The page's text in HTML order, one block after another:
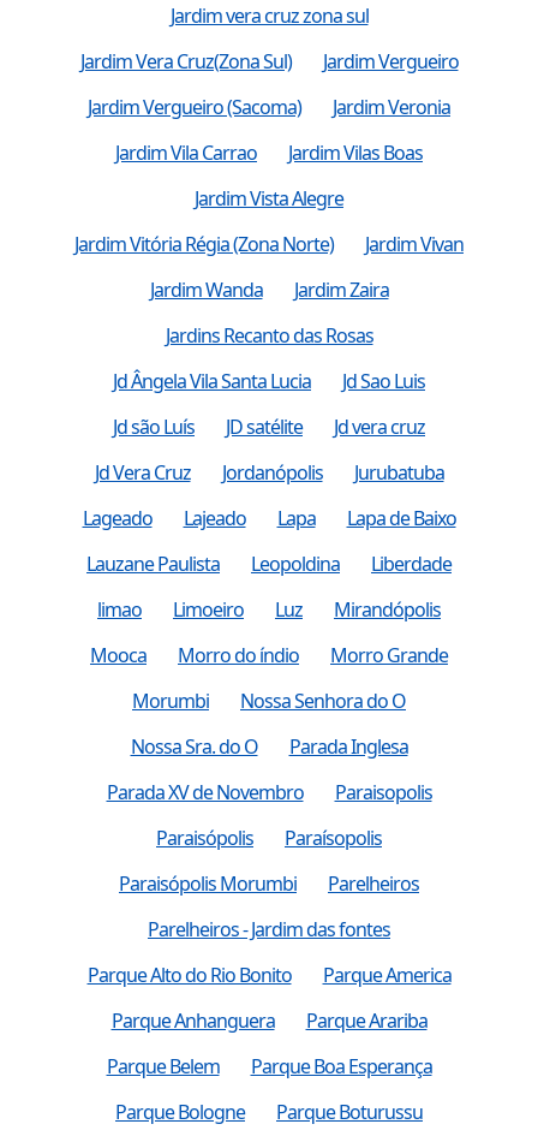
Jardim vera cruz zona sul
Jardim Vera Cruz(Zona Sul)
Jardim Vergueiro
Jardim Vergueiro (Sacoma)
Jardim Veronia
Jardim Vila Carrao
Jardim Vilas Boas
Jardim Vista Alegre
Jardim Vitória Régia (Zona Norte)
Jardim Vivan
Jardim Wanda
Jardim Zaira
Jardins Recanto das Rosas
Jd Ângela Vila Santa Lucia
Jd Sao Luis
Jd são Luís
JD satélite
Jd vera cruz
Jd Vera Cruz
Jordanópolis
Jurubatuba
Lageado
Lajeado Lapa
Lapa de Baixo
Lauzane Paulista
Leopoldina
Liberdade
limao
Limoeiro Luz
Mirandópolis
Mooca
Morro do índio
Morro Grande
Morumbi
Nossa Senhora do O
Nossa Sra. do O
Parada Inglesa
Parada XV de Novembro
Paraisopolis
Paraisópolis
Paraísopolis
Paraisópolis Morumbi
Parelheiros
Parelheiros - Jardim das fontes
Parque Alto do Rio Bonito
Parque America
Parque Anhanguera
Parque Arariba
Parque Belem
Parque Boa Esperança
Parque Bologne
Parque Boturussu